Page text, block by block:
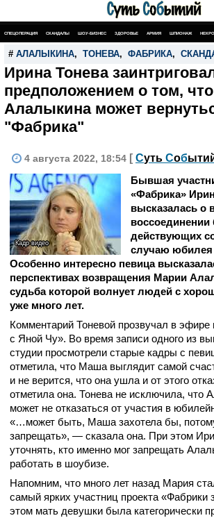
СПЕЦОПЕРАЦИЯ СКАНДАЛЫ ШОУ-БИЗНЕС ЗДОРОВЬЕ АРМИЯ ШПИОНАЖ
# АЛАЛЫКИНА, ТОНЕВА, ФАБРИКА,
Ирина Тонева
предположением о том, что
Алалыкина может
"Фабрика"
4 августа 2022, 18:54 [ Суть Соб
Кадр видео
Бывшая
«Фабрика»
высказалась о
действующих
случаю юбилея
Особенно интересно певица
перспективах возвращения Марии
судьба которой волнует людей с
уже много лет.
Комментарий Тоневой прозвучал в
с Яной Чу». Во время записи одного из
студии просмотрели старые кадры с
отметила, что Маша выглядит самой
и не верится, что она ушла и от этого
отметила она. Тонева не исключила, что
может не отказаться от участия в
«…может быть, Маша захотела бы,
запрещать», — сказала она. При этом
уточнять, кто именно мог запрещать
работать в шоубизе.
Напомним, что много лет назад Мария
самый ярких участниц проекта «Фабрики
этом мать девушки была категорически